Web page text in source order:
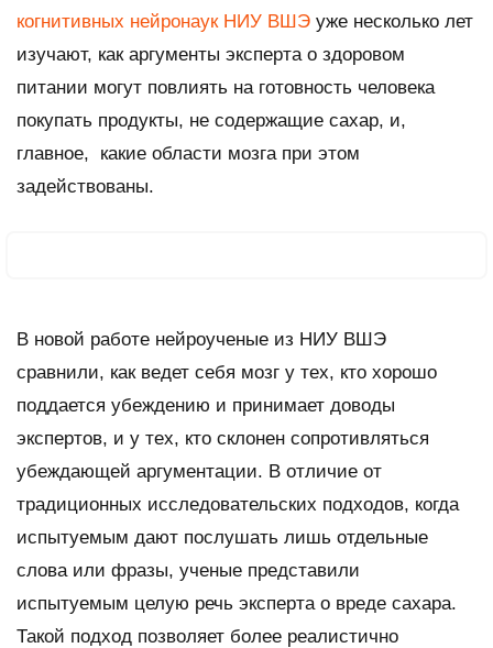
когнитивных нейронаук НИУ ВШЭ уже несколько лет
изучают, как аргументы эксперта о здоровом
питании могут повлиять на готовность человека
покупать продукты, не содержащие сахар, и,
главное, какие области мозга при этом
задействованы.
В новой работе нейроученые из НИУ ВШЭ
сравнили, как ведет себя мозг у тех, кто хорошо
поддается убеждению и принимает доводы
экспертов, и у тех, кто склонен сопротивляться
убеждающей аргументации. В отличие от
традиционных исследовательских подходов, когда
испытуемым дают послушать лишь отдельные
слова или фразы, ученые представили
испытуемым целую речь эксперта о вреде сахара.
Такой подход позволяет более реалистично